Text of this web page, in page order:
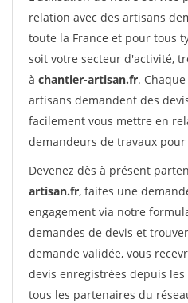
relation avec des artisans
toute la France et pour tous
soit votre secteur d'activité,
à chantier-artisan.fr.
artisans demandent des
facilement vous mettre en
demandeurs de travaux
Devenez dès à présent
artisan.fr, faites une
engagement via notre
demandes de devis et
demande validée, vous
devis enregistrées depuis
tous les partenaires du